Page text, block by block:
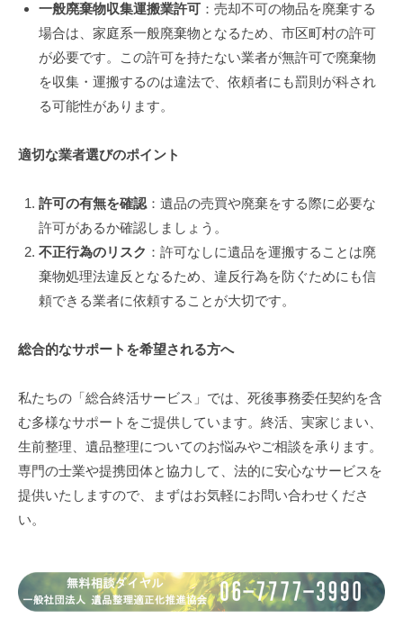
一般廃棄物収集運搬業許可：売却不可の物品を廃棄する
場合は、家庭系一般廃棄物となるため、市区町村の許可
が必要です。この許可を持たない業者が無許可で廃棄物
を収集・運搬するのは違法で、依頼者にも罰則が科され
る可能性があります。
適切な業者選びのポイント
許可の有無を確認：遺品の売買や廃棄をする際に必要な
許可があるか確認しましょう。
不正行為のリスク ：許可なしに遺品を運搬することは廃
棄物処理法違反となるため、違反行為を防ぐためにも信
頼できる業者に依頼することが大切です。
総合的なサポートを希望される方へ
私たちの「総合終活サービス」では、死後事務委任契約を含
む多様なサポートをご提供しています。終活、実家じまい、
生前整理、遺品整理についてのお悩みやご相談を承ります。
専門の士業や提携団体と協力して、法的に安心なサービスを
提供いたしますので、まずはお気軽にお問い合わせくださ
い。